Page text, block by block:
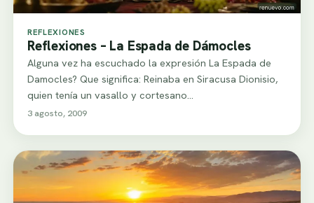
REFLEXIONES
Reflexiones – La Espada de Dámocles
Alguna vez ha escuchado la expresión La Espada de
Damocles? Que significa: Reinaba en Siracusa Dionisio,
quien tenía un vasallo y cortesano…
3 agosto, 2009